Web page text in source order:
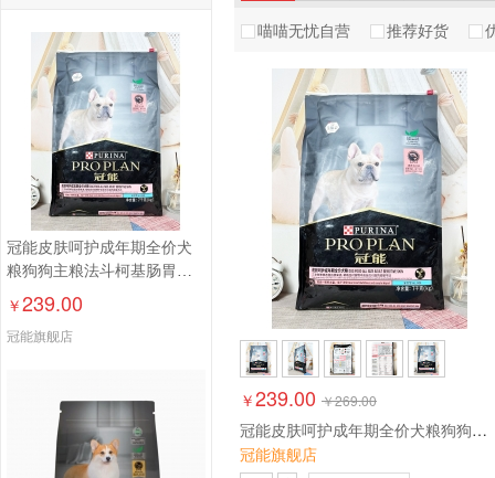
阿飞和巴弟
冠能皮肤呵护成年期全价犬
粮狗狗主粮法斗柯基肠胃敏
￥239.00
冠能旗舰店
喵喵无忧自营 推荐好货
￥239.00 ￥269.00
冠能皮肤呵护成年期全价犬粮狗狗主粮法斗柯基肠胃敏感
冠能旗舰店